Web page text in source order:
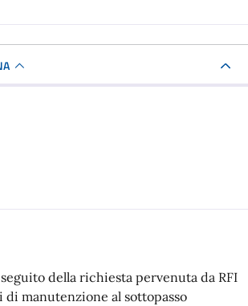
della richiesta pervenuta da RFI
manutenzione al sottopasso